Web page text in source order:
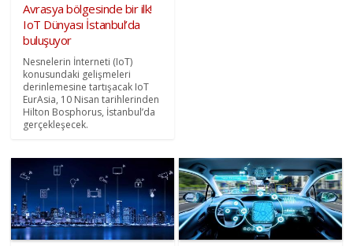
Avrasya bölgesinde bir ilk!
IoT Dünyası İstanbul’da
buluşuyor
Nesnelerin İnterneti (IoT)
konusundaki gelişmeleri
derinlemesine tartışacak IoT
EurAsia, 10 Nisan tarihlerinden
Hilton Bosphorus, İstanbul’da
gerçekleşecek.